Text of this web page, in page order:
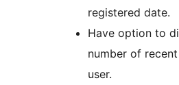
registered date.
Have option to
number of
user.